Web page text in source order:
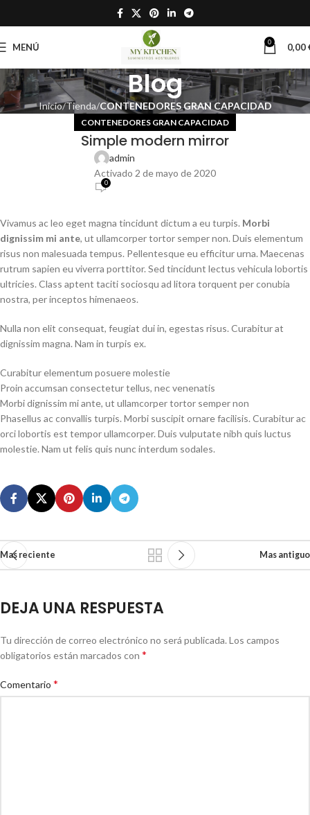
MENÚ 0 0,00
Blog
Inicio Tienda CONTENEDORES GRAN CAPACIDAD
CONTENEDORES GRAN CAPACIDAD
Simple modern mirror
admin
Activado 2 de mayo de 2020
0
Vivamus ac leo eget magna tincidunt dictum a eu turpis. Morbi
dignissim mi ante, ut ullamcorper tortor semper non. Duis elementum
risus non malesuada tempus. Pellentesque eu efficitur urna. Maecenas
rutrum sapien eu viverra porttitor. Sed tincidunt lectus vehicula lobortis
ultricies. Class aptent taciti sociosqu ad litora torquent per conubia
nostra, per inceptos himenaeos.
Nulla non elit consequat, feugiat dui in, egestas risus. Curabitur at
dignissim magna. Nam in turpis ex.
Curabitur elementum posuere molestie
Proin accumsan consectetur tellus, nec venenatis
Morbi dignissim mi ante, ut ullamcorper tortor semper non
Phasellus ac convallis turpis. Morbi suscipit ornare facilisis. Curabitur ac
orci lobortis est tempor ullamcorper. Duis vulputate nibh quis luctus
molestie. Nam ut felis quis nunc interdum sodales.
Mas reciente Mas antiguo
DEJA UNA RESPUESTA
Tu dirección de correo electrónico no será publicada. Los campos
obligatorios están marcados con *
Comentario *